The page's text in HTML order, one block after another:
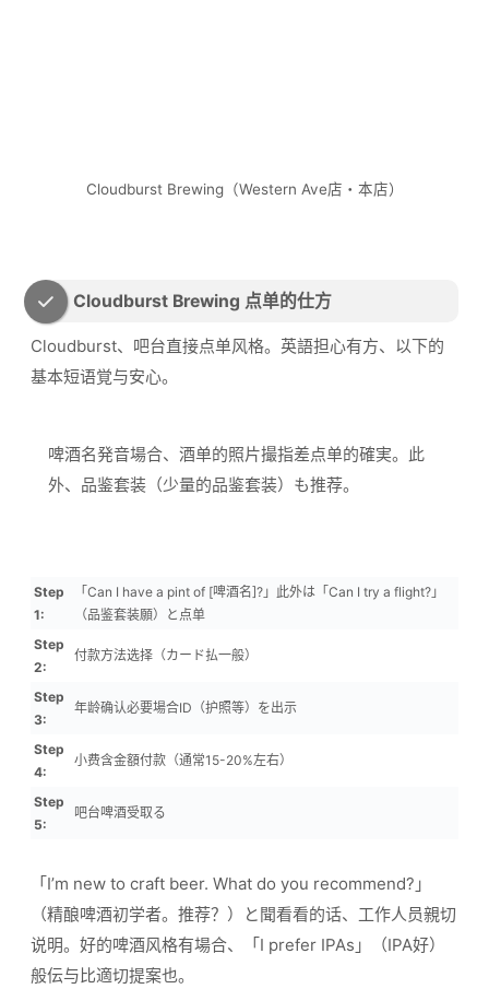
Cloudburst Brewing（Western Ave店・本店）
Cloudburst Brewing 点单的仕方
Cloudburst、吧台直接点单风格。英語担心有方、以下的
基本短语覚与安心。
啤酒名発音場合、酒单的照片撮指差点单的確実。此
外、品鉴套装（少量的品鉴套装）も推荐。
Step
1:
「Can I have a pint of [啤酒名]?」此外は「Can I try a flight?」
（品鉴套装願）と点单
Step
2:
付款方法选择（カード払一般）
Step
3:
年龄确认必要場合ID（护照等）を出示
Step
4:
小费含金額付款（通常15-20%左右）
Step
5:
吧台啤酒受取る
「I’m new to craft beer. What do you recommend?」
（精酿啤酒初学者。推荐？）と聞看看的话、工作人员親切
说明。好的啤酒风格有場合、「I prefer IPAs」（IPA好）
般伝与比適切提案也。